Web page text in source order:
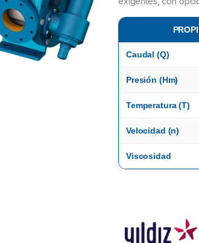
Caudal (Q)
Presión (Hm)
Temperatura (T)
Velocidad (n)
Viscosidad